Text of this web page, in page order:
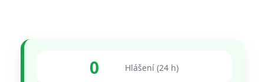
0 Hlášení (24 h)